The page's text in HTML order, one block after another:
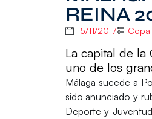
REINA
15/11/2017 Copa
La capital de la
uno de los
Málaga sucede a
sido anunciado y
Deporte y